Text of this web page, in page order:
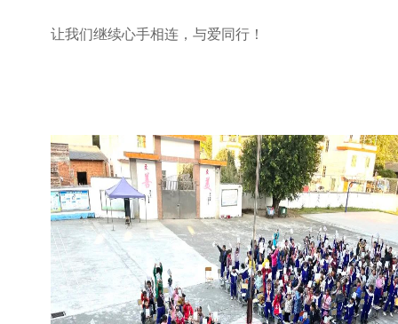
让我们继续心手相连，与爱同行！